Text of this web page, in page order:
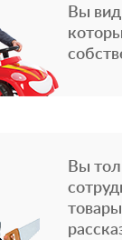
Вы
Вы